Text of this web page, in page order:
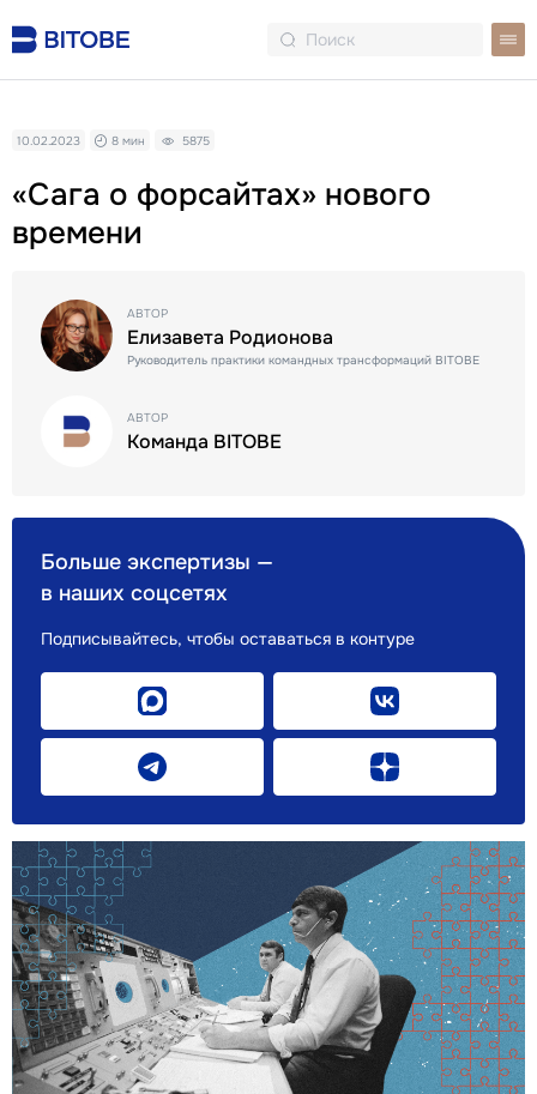
«Сага о форсайтах» нового
времени
10.02.2023 8 мин 5875
Больше экспертизы —
в наших соцсетях
Подписывайтесь, чтобы оставаться в контуре
АВТОР
Елизавета Родионова
Руководитель практики командных трансформаций BITOBE
АВТОР
Команда BITOBE